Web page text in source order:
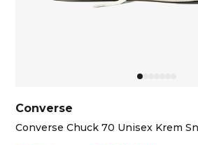
Converse
Converse Chuck 70 Unisex Krem